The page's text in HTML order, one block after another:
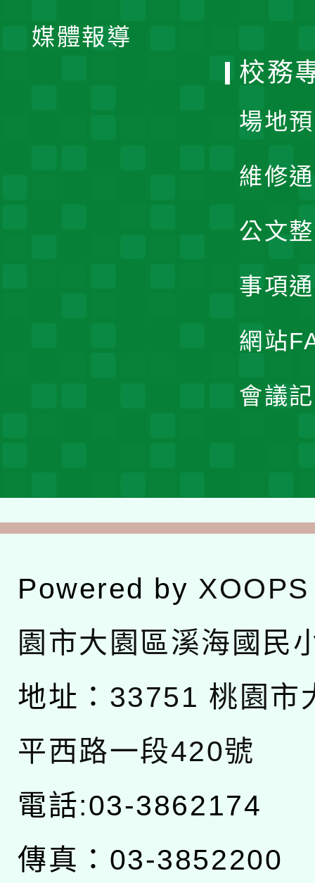
媒體報導
校務
場地
維修
公文
事項
網站
會議
Powered by XOOPS
園市大園區溪海國民
地址： 33751 桃園市
平西路一段420號
電話:03-3862174
傳真：03-3852200